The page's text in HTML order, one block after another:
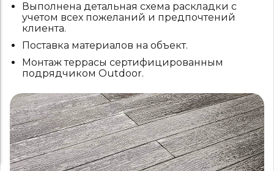
Выполнена детальная схема раскладки с
учетом всех пожеланий и предпочтений
клиента.
Поставка материалов на объект.
Монтаж террасы сертифицированным
подрядчиком Outdoor.